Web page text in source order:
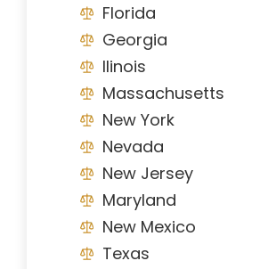
Florida
Georgia
Ilinois
Massachusetts
New York
Nevada
New Jersey
Maryland
New Mexico
Texas